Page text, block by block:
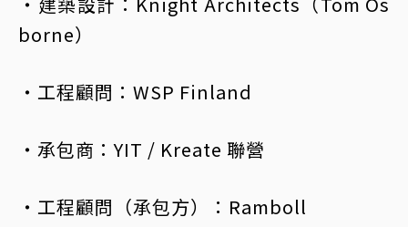
borne）
・工程顧問：WSP Finland
・承包商：YIT / Kreate 聯營
・工程顧問（承包方）：Ramboll